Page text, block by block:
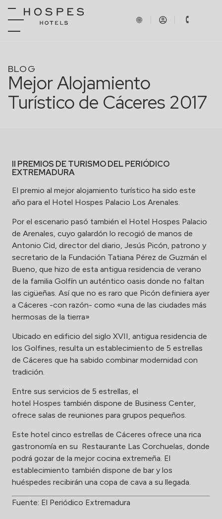
BLOG
Mejor Alojamiento
Turístico de Cáceres 2017
II PREMIOS DE TURISMO DEL PERIÓDICO
EXTREMADURA
El premio al mejor alojamiento turístico ha sido este
año para el Hotel Hospes Palacio Los Arenales.
Por el escenario pasó también el Hotel Hospes Palacio
de Arenales, cuyo galardón lo recogió de manos de
Antonio Cid, director del diario, Jesús Picón, patrono y
secretario de la Fundación Tatiana Pérez de Guzmán el
Bueno, que hizo de esta antigua residencia de verano
de la familia Golfín un auténtico oasis donde no faltan
las cigüeñas. Así que no es raro que Picón definiera ayer
a Cáceres -con razón- como «una de las ciudades más
hermosas de la tierra»
Ubicado en edificio del siglo XVII, antigua residencia de
los Golfines, resulta un establecimiento de 5 estrellas
de Cáceres que ha sabido combinar modernidad con
tradición.
Entre sus servicios de 5 estrellas, el
hotel Hospes también dispone de Business Center,
ofrece salas de reuniones para grupos pequeños.
Este hotel cinco estrellas de Cáceres ofrece una rica
gastronomía en su Restaurante Las Corchuelas, donde
podrá gozar de la mejor cocina extremeña. El
establecimiento también dispone de bar y los
huéspedes recibirán una copa de cava a su llegada.
Fuente: El Periódico Extremadura